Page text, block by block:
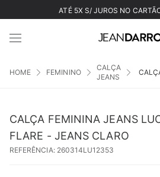
ATÉ 5X S/ JUROS NO
FEMININO
CALÇA
JEANS
CALÇA FEMININA JEANS
FLARE - JEANS CLARO
REFERÊNCIA: 260314LU12353